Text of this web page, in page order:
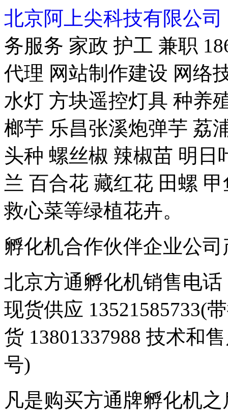
北京阿上尖科技有限公司
务服务 家政 护工 兼职
代理 网站制作建设 网络
水灯 方块遥控灯具 种养
榔芋 乐昌张溪炮弹芋 荔
头种 螺丝椒 辣椒苗 明日
兰 百合花 藏红花 田螺
救心菜等绿植花卉。
孵化机合作伙伴企业公
北京方通孵化机销售电话
现货供应 13521585733(
货 13801337988 技术和
号)
凡是购买方通牌孵化机